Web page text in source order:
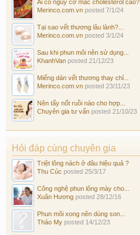
Ai có nguy cơ mắc cholesterol cao?
Merinco.com.vn posted 7/1/24
Tại sao vết thương lâu lành?...
Merinco.com.vn posted 3/1/24
Sau khi phun môi nên sử dụng...
KhanhVan posted 21/12/23
Miếng dán vết thương thay chỉ...
Merinco.com.vn posted 23/11/23
Nên tẩy nốt ruồi nào cho hợp...
Chuyên gia tư vấn posted 21/10/23
Hỏi đáp cùng chuyên gia
Triệt lông nách ở đâu hiệu quả ?
Thu Cúc posted 25/3/17
Công nghệ phun lông mày cho...
Xuân Hương posted 28/12/16
Phun môi xong nên dùng son...
Thảo My posted 14/12/23